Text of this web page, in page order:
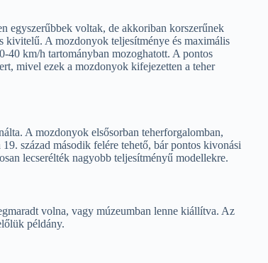
egyszerűbbek voltak, de akkoriban korszerűnek
kivitelű. A mozdonyok teljesítménye és maximális
40 km/h tartományban mozoghatott. A pontos
mivel ezek a mozdonyok kifejezetten a teher
A mozdonyok elsősorban teherforgalomban,
század második felére tehető, bár pontos kivonási
lecserélték nagyobb teljesítményű modellekre.
volna, vagy múzeumban lenne kiállítva. Az
példány.